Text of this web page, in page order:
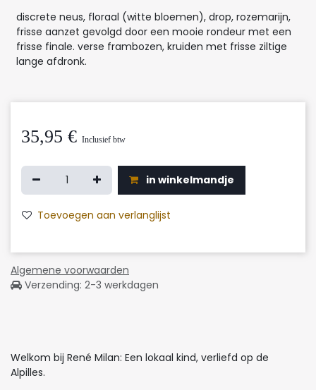
discrete neus, floraal (witte bloemen), drop, rozemarijn,
frisse aanzet gevolgd door een mooie rondeur met een
frisse finale. verse frambozen, kruiden met frisse ziltige
lange afdronk.
35,95 € Inclusief btw
in winkelmandje
Toevoegen aan verlanglijst
Algemene voorwaarden
Verzending: 2-3 werkdagen
Welkom bij René Milan: Een lokaal kind, verliefd op de
Alpilles.